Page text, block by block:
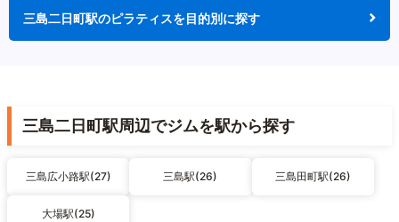
三島二日町駅のピラティスを目的別に探す
三島二日町駅周辺でジムを駅から探す
三島広小路駅(27) 三島駅(26) 三島田町駅(26)
大場駅(25)